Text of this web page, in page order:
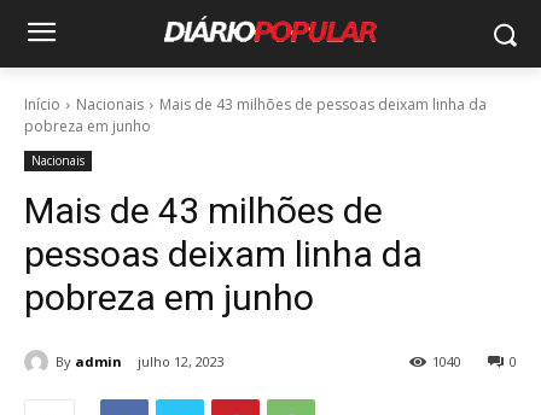
Início Nacionais
Mais de 43 milhões de pessoas deixam linha da
pobreza em junho
Nacionais
Mais de 43 milhões de
pessoas deixam linha da
pobreza em junho
By admin julho 12, 2023 0
1040